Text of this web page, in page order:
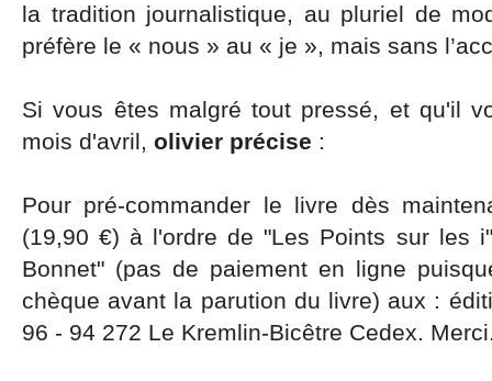
la tradition journalistique, au pluriel de
préfère le « nous » au « je », mais sans
Si vous êtes malgré tout pressé, et qu'il
mois d'avril, olivier précise :
Pour pré-commander le livre dès
(19,90 €) à l'ordre de "Les Points sur les
Bonnet" (pas de paiement en ligne
chèque avant la parution du livre) aux :
96 - 94 272 Le Kremlin-Bicêtre Cedex.